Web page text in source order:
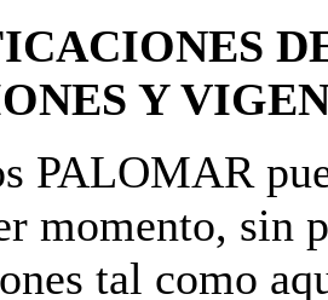
Y
PALOMAR
momento, sin
tal como